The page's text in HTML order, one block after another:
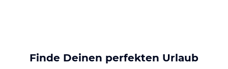
Finde Deinen perfekten Urlaub